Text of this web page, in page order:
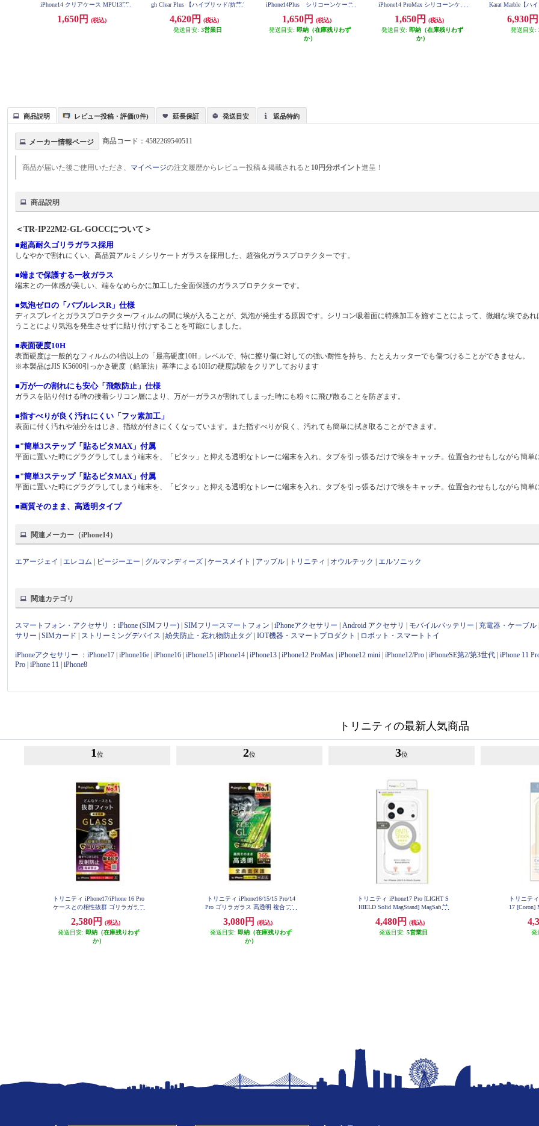
iPhone14 クリアケース MPU13FE
1,650円 (税込)
gh Clear Plus 【ハイブリッド/抗菌/
6
4,620円
(税込)
発送目安: 3営業日
iPhone14Plus シリコーンケース
1,650円
(税込)
発送目安: 即納（在庫残りわず
か）
iPhone14 ProMax シリコーンケー
1,650円
(税込)
発送目安: 即納（在庫残りわず
か）
Karat Marble【ハイ
d】
6,930円
発送目安:
商品説明 レビュー投稿・評価(0件) 延長保証 発送目安 返品特約
メーカー情報ページ 商品コード：4582269540511
商品が届いた後ご使用いただき、 マイページの注文履歴からレビュー投稿＆掲載されると 10円分ポイント進呈！
商品説明
＜TR-IP22M2-GL-GOCCについて＞
■超高耐久ゴリラガラス採用
しなやかで割れにくい、高品質アルミノシリケートガラスを採用した、超強化ガラスプロテクターです。
■端まで保護する一枚ガラス
端末との一体感が美しい、端をなめらかに加工した全面保護のガラスプロテクターです。
■気泡ゼロの「バブルレスR」仕様
ディスプレイとガラスプロテクター/フィルムの間に埃が入ることが、気泡が発生する原因です。シリコン吸着面に特殊加工を施すことによって、微細な埃であれ
うことにより気泡を発生させずに貼り付けすることを可能にしました。
■表面硬度10H
表面硬度は一般的なフィルムの4倍以上の「最高硬度10H」レベルで、特に擦り傷に対しての強い耐性を持ち、たとえカッターでも傷つけることができません。
※本製品はJIS K5600引っかき硬度（鉛筆法）基準による10Hの硬度試験をクリアしております
■万が一の割れにも安心「飛散防止」仕様
ガラスを貼り付ける時の接着シリコン層により、万が一ガラスが割れてしまった時にも粉々に飛び散ることを防ぎます。
■指すべりが良く汚れにくい「フッ素加工」
表面に付く汚れや油分をはじき、指紋が付きにくくなっています。また指すべりが良く、汚れても簡単に拭き取ることができます。
■"簡単3ステップ「貼るピタMAX」付属
平面に置いた時にグラグラしてしまう端末を、「ピタッ」と抑える透明なトレーに端末を入れ、タブを引っ張るだけで埃をキャッチ。位置合わせもしながら簡単
■"簡単3ステップ「貼るピタMAX」付属
平面に置いた時にグラグラしてしまう端末を、「ピタッ」と抑える透明なトレーに端末を入れ、タブを引っ張るだけで埃をキャッチ。位置合わせもしながら簡単
■画質そのまま、高透明タイプ
関連メーカー（iPhone14）
エアージェイ エレコム ピージーエー グルマンディーズ |ケースメイト アップル トリニティ オウルテック エルソニック
関連カテゴリ
スマートフォン・アクセサリ ：iPhone (SIMフリー) |SIMフリースマートフォン |iPhoneアクセサリー |Android アクセサリ モバイルバッテリー 充電器・ケーブル
サリー |SIMカード ストリーミングデバイス |紛失防止・忘れ物防止タグ |IOT機器・スマートプロダクト ロボット・スマートトイ
iPhoneアクセサリー ：iPhone17 |iPhone16e |iPhone16 |iPhone15 |iPhone14 |iPhone13 |iPhone12 ProMax |iPhone12 mini |iPhone12/Pro |iPhoneSE第2/第3世代 |iPhone 11
Pro |iPhone 11 |iPhone8
トリニティの最新人気商品
1 位
トリニティ iPhone17/iPhone 16 Pro
ケースとの相性抜群 ゴリラガラス
P25M2-GLS-GOAG
2,580円
(税込)
発送目安: 即納（在庫残りわず
か）
2位
トリニティ iPhone16/15/15 Pro/14
Pro ゴリラガラス 高透明 複合フレ
-GOCCBK
3,080円
(税込)
発送目安: 即納（在庫残りわず
か）
3位
トリニティ iPhone17 Pro [LIGHT S
HIELD Solid MagStand] MagSafe対
タンド付きハイブリッドクリアケ
ース シルバーリングスタンド TR-I
4,480円
(税込)
発送目安: 5営業日
トリニテ
17 [Coron]
ワイト
発